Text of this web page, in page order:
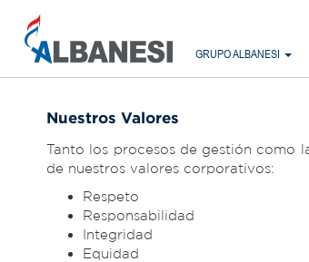
GRUPO ALBANESI
Nuestros Valores
Tanto los procesos de gestión como
de nuestros valores corporativos:
Respeto
Responsabilidad
Integridad
Equidad